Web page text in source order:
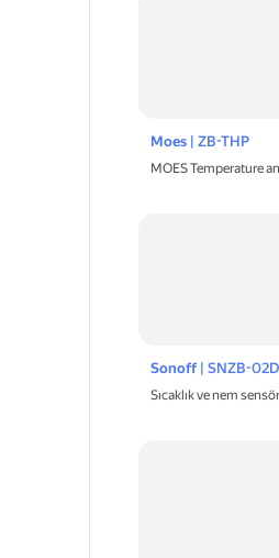
Moes| ZB-THP
MOES Temperature
Sonoff| SNZB-02D
Sıcaklık ve nem